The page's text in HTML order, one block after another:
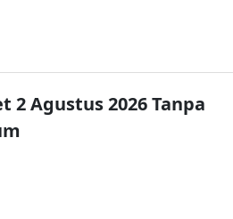
2 Agustus 2026 Tanpa